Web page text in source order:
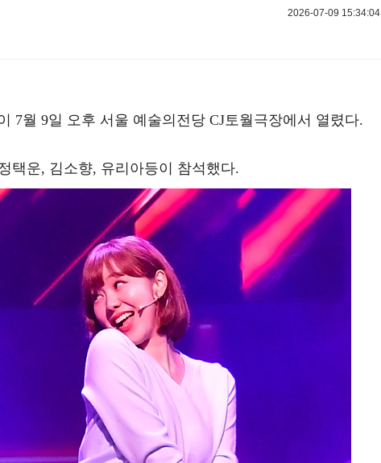
2026-07-09 15:34:04
7월 9일 오후 서울 예술의전당 CJ토월극장에서 열렸다.
택운, 김소향, 유리아등이 참석했다.